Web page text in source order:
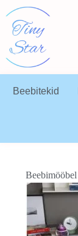
Beebitekid
Beebimööbel